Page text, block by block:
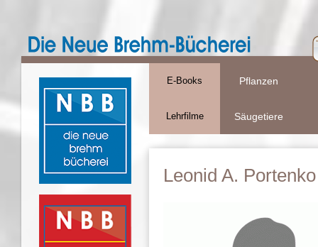
E-Books
Lehrfilme
Pflanzen
Säugetiere
Leonid A. Portenko